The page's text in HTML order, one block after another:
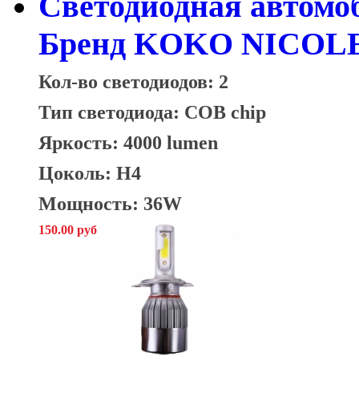
Бренд KOKO
Кол-во светодиодов: 2
Тип светодиода: COB chip
Яркость: 4000 lumen
Цоколь: H4
Мощность: 36W
150.00 руб